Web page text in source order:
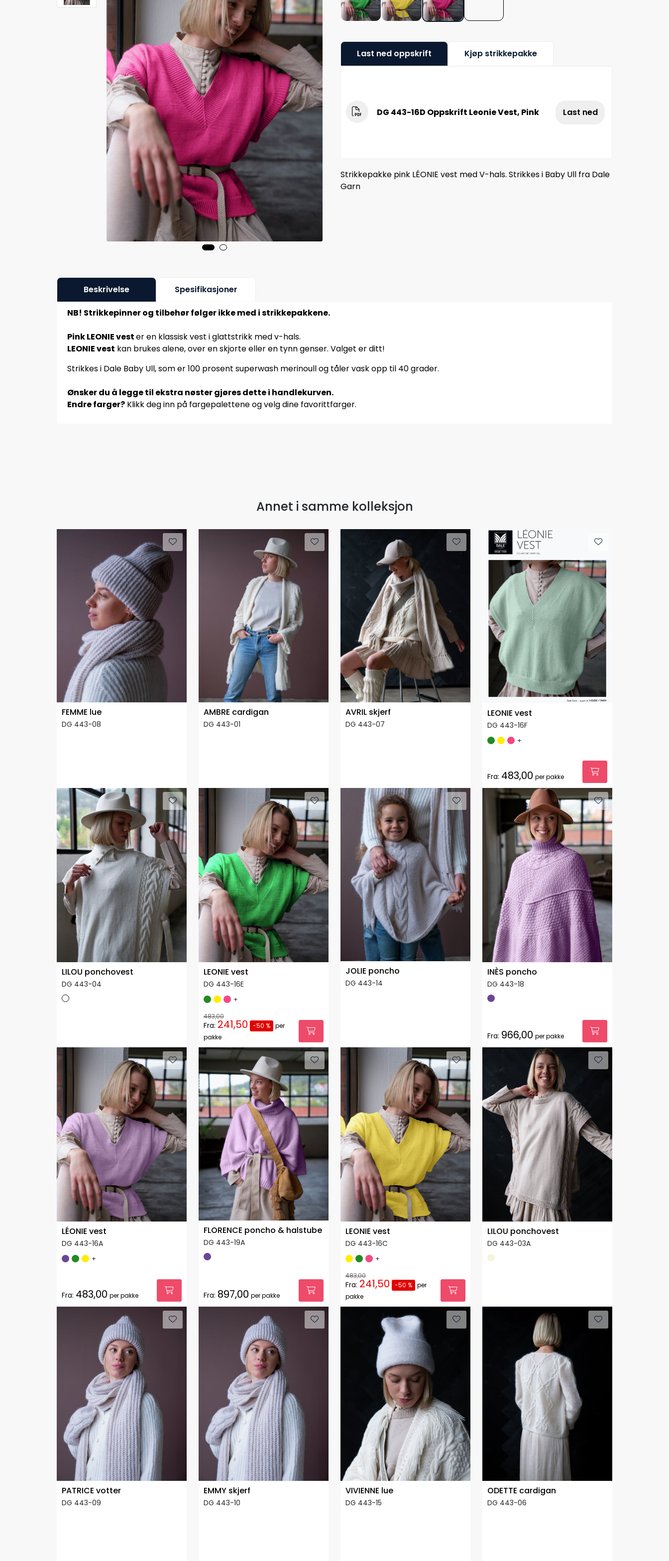
Last ned oppskrift Kjøp strikkepakke
DG 443-16D Oppskrift Leonie Vest, Pink Last ned
Strikkepakke pink LÉONIE vest med V-hals. Strikkes i Baby Ull fra Dale
Garn
Beskrivelse Spesifikasjoner
NB! Strikkepinner og tilbehør følger ikke med i strikkepakkene.
Pink LEONIE vester en klassisk vest i glattstrikk med v-hals.
LEONIE vest kan brukes alene, over en skjorte eller en tynn genser. Valget er ditt!
Strikkes i Dale Baby Ull, som er 100 prosent superwash merinoull og tåler vask opp til 40 grader.
Ønsker du å legge til ekstra nøster gjøres dette i handlekurven.
Endre farger? Klikk deg inn på fargepalettene og velg dine favorittfarger.
Annet i samme kolleksjon
FEMME lue
DG 443-08
AMBRE cardigan
DG 443-01
AVRIL skjerf
DG 443-07
LEONIE vest
DG 443-16F
+
Fra: 483,00 per pakke
LILOU ponchovest
DG 443-04
LEONIE vest
DG 443-16E
+
483,00
Fra: 241,50 -50 % per
pakke
JOLIE poncho
DG 443-14
INÈS poncho
DG 443-18
Fra: 966,00 per pakke
LÉONIE vest
DG 443-16A
+
Fra: 483,00 per pakke
FLORENCE poncho & halstube
DG 443-19A
Fra: 897,00 per pakke
LEONIE vest
DG 443-16C
+
483,00
Fra: 241,50 -50 % per
pakke
LILOU ponchovest
DG 443-03A
PATRICE votter
DG 443-09
EMMY skjerf
DG 443-10
VIVIENNE lue
DG 443-15
ODETTE cardigan
DG 443-06